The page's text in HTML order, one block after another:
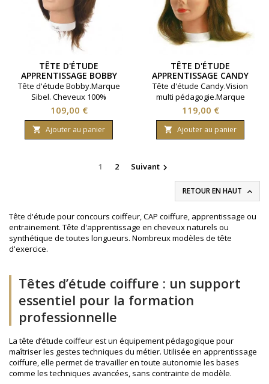
TÊTE D'ÉTUDE
APPRENTISSAGE BOBBY
Tête d'étude Bobby.Marque
Sibel. Cheveux 100%
naturels. Densité 200 à 230
cheveux par cm2. Longueur
30 à 35 centimètres.
Prix
109,00 €
 Ajouter au panier
TÊTE D'ÉTUDE
APPRENTISSAGE CANDY
Tête d'étude Candy.Vision
multi pédagogie.Marque
Sibel. Cheveux 100%
naturels. Densité 200 à 230
cheveux par cm2. Longueur
35 à 40 centimètres.
Prix
119,00 €
 Ajouter au panier
1 2 Suivant 
RETOUR EN HAUT 
Tête d'étude pour concours coiffeur, CAP coiffure, apprentissage ou
entrainement. Tête d'apprentissage en cheveux naturels ou
synthétique de toutes longueurs. Nombreux modèles de tête
d'exercice.
Têtes d’étude coiffure : un support
essentiel pour la formation
professionnelle
La tête d’étude coiffeur est un équipement pédagogique pour
maîtriser les gestes techniques du métier. Utilisée en apprentissage
coiffure, elle permet de travailler en toute autonomie les bases
comme les techniques avancées, sans contrainte de modèle.